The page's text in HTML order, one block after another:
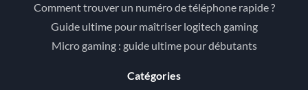
Comment trouver un numéro de téléphone rapide ?
Guide ultime pour maîtriser logitech gaming
Micro gaming : guide ultime pour débutants
Catégories